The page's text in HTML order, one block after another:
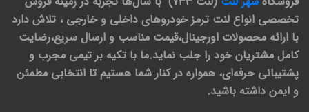
تخصصی انواع لنت ترمز خودروهای داخلی و خارجی ، تلاش دارد
با ارائه محصولات اورجینال،قیمت مناسب و ارسال سریع،رضایت
کامل مشتریان خود را جلب نماید.ما با تکیه بر تیمی مجرب و
پشتیبانی حرفه‌ای، همواره در کنار شما هستیم تا انتخابی مطمئن
و ایمن داشته باشید.